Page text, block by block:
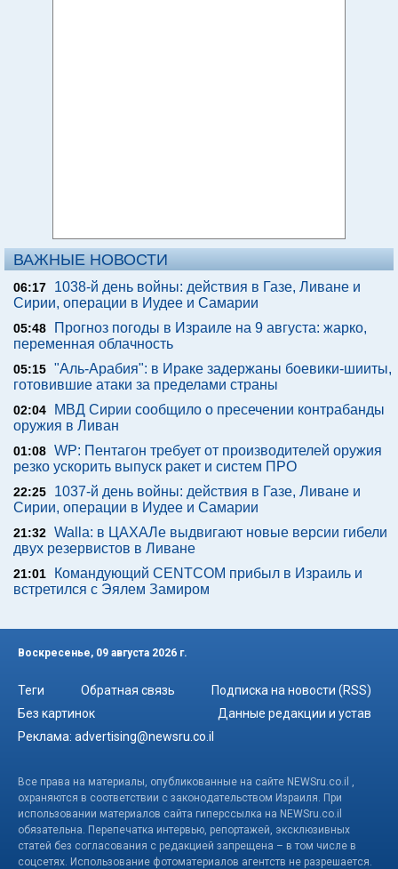
ВАЖНЫЕ НОВОСТИ
06:17
1038-й день войны: действия в Газе, Ливане и
Сирии, операции в Иудее и Самарии
05:48
Прогноз погоды в Израиле на 9 августа: жарко,
переменная облачность
05:15 "Аль-Арабия": в Ираке задержаны боевики-шииты,
готовившие атаки за пределами страны
02:04
МВД Сирии сообщило о пресечении контрабанды
оружия в Ливан
01:08 WP: Пентагон требует от производителей оружия
резко ускорить выпуск ракет и систем ПРО
22:25
1037-й день войны: действия в Газе, Ливане и
Сирии, операции в Иудее и Самарии
21:32 Walla: в ЦАХАЛе выдвигают новые версии гибели
двух резервистов в Ливане
21:01
Командующий CENTCOM прибыл в Израиль и
встретился с Эялем Замиром
Воскресенье, 09 августа 2026 г.
Теги Обратная связь
Подписка на новости (RSS)
Без картинок
Данные редакции и устав
Реклама: advertising@newsru.co.il
Все права на материалы, опубликованные на сайте NEWSru.co.il ,
охраняются в соответствии с законодательством Израиля. При
использовании материалов сайта гиперссылка на NEWSru.co.il
обязательна. Перепечатка интервью, репортажей, эксклюзивных
статей без согласования с редакцией запрещена – в том числе в
соцсетях. Использование фотоматериалов агентств не разрешается.